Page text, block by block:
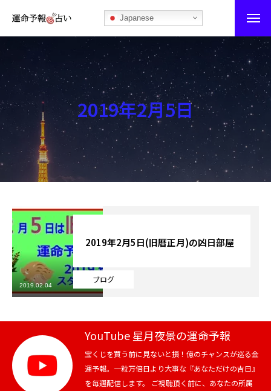
Japanese
運命予報占い
運命予報占いとは
あなたの所属部屋を探そう！
最恐の相性占い
秘伝公開！吉凶カレンダー
ブログ
お知らせ
芸能界
テニス
スポーツ
競馬
2019年2月5日
ブログ
2019年2月5日(旧暦正月)の凶日部屋
2019.02.04
YouTube 星月夜景の運命予報
宝くじを買う前に見ないと損！億のチャンスが巡る金
運予報。一粒万倍日より大事な『あなただけの吉日』
を毎週配信します。 ご視聴頂く前に、あなたの所属